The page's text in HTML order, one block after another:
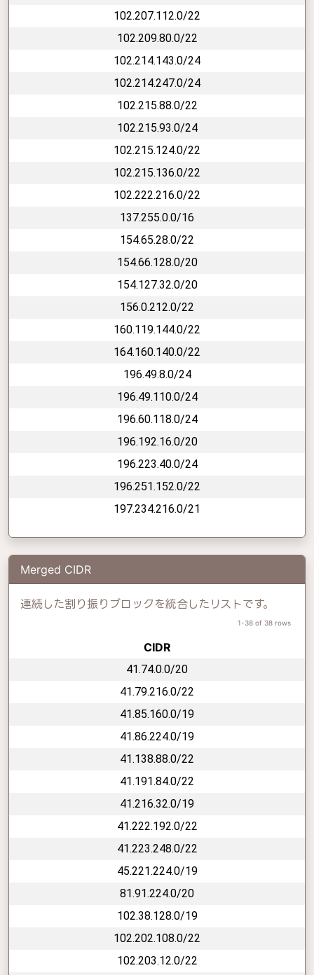
102.207.112.0/22
102.209.80.0/22
102.214.143.0/24
102.214.247.0/24
102.215.88.0/22
102.215.93.0/24
102.215.124.0/22
102.215.136.0/22
102.222.216.0/22
137.255.0.0/16
154.65.28.0/22
154.66.128.0/20
154.127.32.0/20
156.0.212.0/22
160.119.144.0/22
164.160.140.0/22
196.49.8.0/24
196.49.110.0/24
196.60.118.0/24
196.192.16.0/20
196.223.40.0/24
196.251.152.0/22
197.234.216.0/21
Merged CIDR
連続した割り振りブロックを統合したリストです。
1-38 of 38 rows
CIDR
41.74.0.0/20
41.79.216.0/22
41.85.160.0/19
41.86.224.0/19
41.138.88.0/22
41.191.84.0/22
41.216.32.0/19
41.222.192.0/22
41.223.248.0/22
45.221.224.0/19
81.91.224.0/20
102.38.128.0/19
102.202.108.0/22
102.203.12.0/22